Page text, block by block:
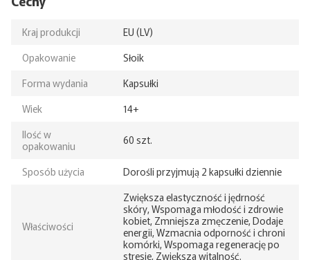
Kraj produkcji
EU (LV)
Opakowanie
Słoik
Forma wydania
Kapsułki
Wiek
14+
Ilość w
opakowaniu
60 szt.
Sposób użycia Dorośli przyjmują 2 kapsułki dziennie
Właściwości
Zwiększa elastyczność i jędrność
skóry, Wspomaga młodość i zdrowie
kobiet, Zmniejsza zmęczenie, Dodaje
energii, Wzmacnia odporność i chroni
komórki, Wspomaga regenerację po
stresie, Zwiększa witalność.